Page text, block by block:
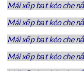
Mái xếp bạt kéo che
Mái xếp bạt kéo che
Mái xếp bạt kéo che
Mái xếp bạt kéo che